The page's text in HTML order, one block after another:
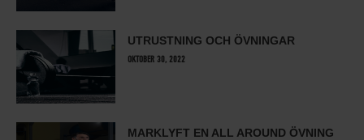
UTRUSTNING OCH ÖVNINGAR
OKTOBER 30, 2022
MARKLYFT EN ALL AROUND ÖVNING